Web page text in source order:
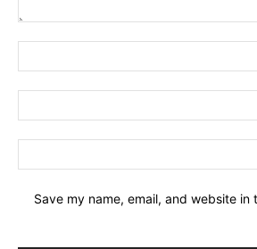
Save my name, email, and website in